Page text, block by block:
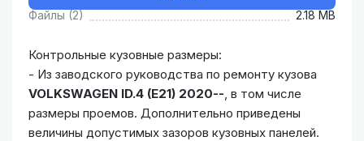
Файлы (2) 2.18 MB
Контрольные кузовные размеры:
- Из заводского руководства по ремонту кузова
VOLKSWAGEN ID.4 (E21) 2020--, в том числе
размеры проемов. Дополнительно приведены
величины допустимых зазоров кузовных панелей.